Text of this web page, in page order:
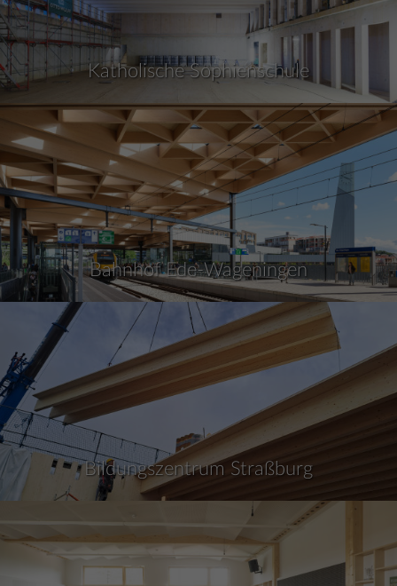
Katholische Sophienschule
Bahnhof Ede-Wageningen
Bildungszentrum Straßburg